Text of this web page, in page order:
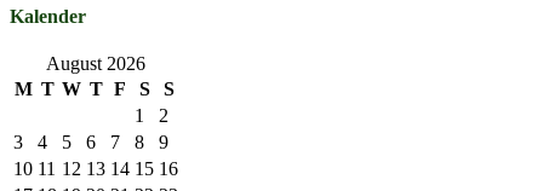
Kalender
August 2026
M T W T F S
S
1
2
3
4 5 6 7 8
9
10 11 12 13 14 15 16